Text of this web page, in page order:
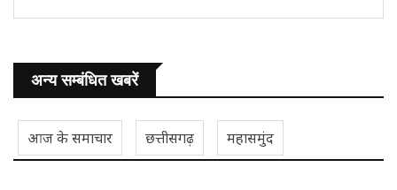
अन्य सम्बंधित खबरें
आज के समाचार छत्तीसगढ़ महासमुंद